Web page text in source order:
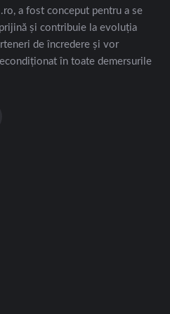
a fost conceput pentru a se
și contribuie la evoluția
de încredere și vor
în toate demersurile